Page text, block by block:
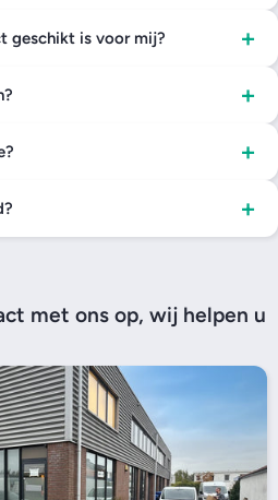
geschikt is voor mij? +
+
+
+
met ons op, wij helpen u